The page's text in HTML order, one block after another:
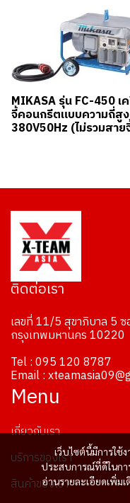
MIKASA รุ่น FC-450 เ
จี้คอนกรีตแบบความถี่สูง
380V50Hz (ไม่รวมสาย
เว็บไซต์นี้มีการใช้
ประสบการณ์ที่ดีในกา
อ่านรายละเอียดเพิ่มเ
ติดต่อเรา
เลขที่ 11/5 สุขาภิบาล 5 ซ
กรุงเทพมหานคร 10220
Tel : 095 120 8787
Email :
Menu
เกี่ยวกับเรา
บริการของเรา
สินค้าของเรา